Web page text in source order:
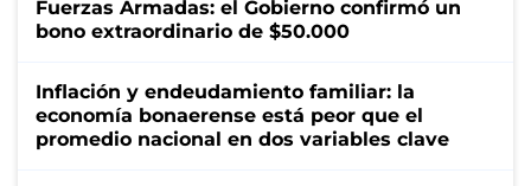
Fuerzas Armadas: el Gobierno confirmó un
bono extraordinario de $50.000
Inflación y endeudamiento familiar: la
economía bonaerense está peor que el
promedio nacional en dos variables clave